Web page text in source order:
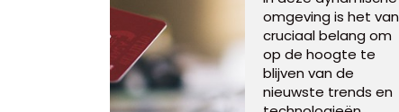
omgeving is het van
cruciaal belang om
op de hoogte te
blijven van de
nieuwste trends en